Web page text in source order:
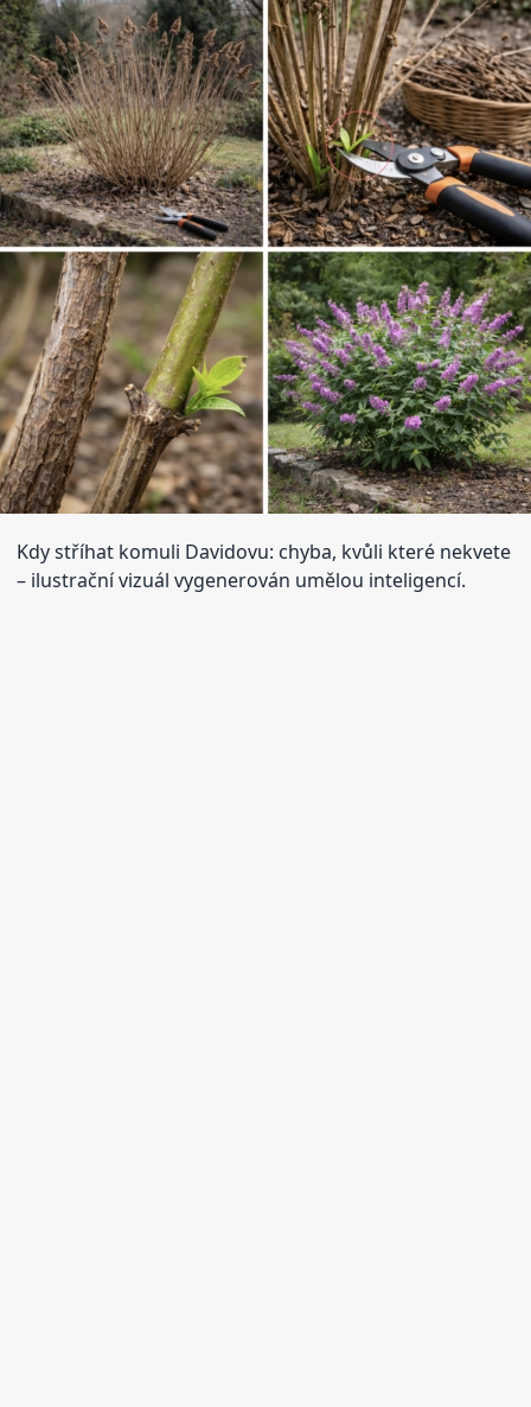
Kdy stříhat komuli Davidovu: chyba, kvůli které nekvete
– ilustrační vizuál vygenerován umělou inteligencí.